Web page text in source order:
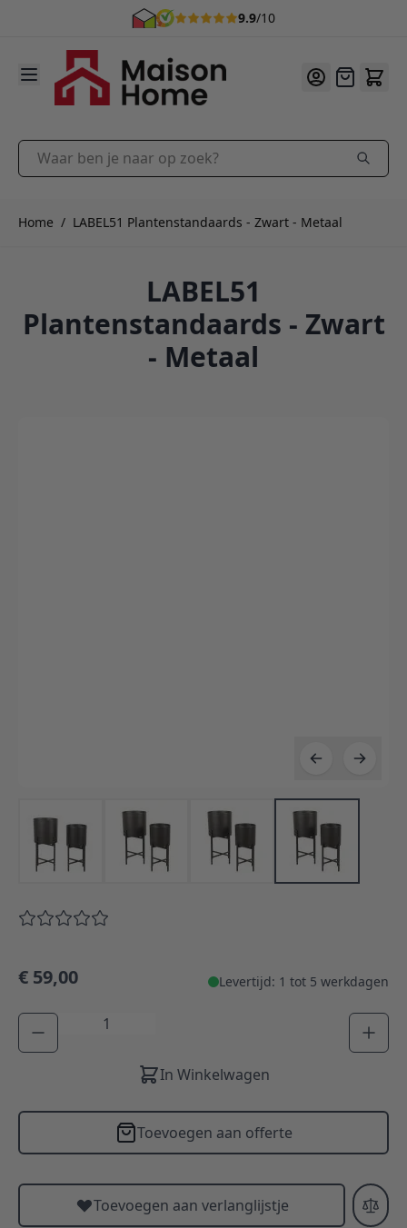
9.9/10
Ga naar de inhoud
Offerte
Waar ben je naar op zoek?
Home / LABEL51 Plantenstandaards - Zwart - Metaal
LABEL51
Plantenstandaards - Zwart
- Metaal
€ 59,00 Levertijd: 1 tot 5 werkdagen
Aantal
In Winkelwagen
Toevoegen aan offerte
Toevoegen aan verlanglijstje